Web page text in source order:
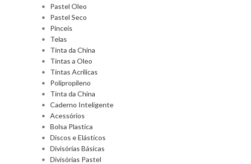
Pastel Oleo
Pastel Seco
Pinceis
Telas
Tinta da China
Tintas a Oleo
Tintas Acrilicas
Polipropileno
Tinta da China
Caderno Inteligente
Acessórios
Bolsa Plastica
Discos e Elásticos
Divisórias Básicas
Divisórias Pastel